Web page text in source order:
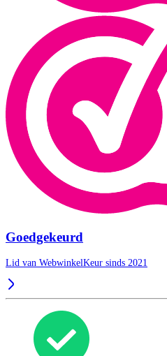
Goedgekeurd
Lid van WebwinkelKeur sinds 2021